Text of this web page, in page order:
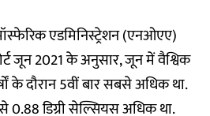
एडमिनिस्ट्रेशन (एनओएए)
जून 2021 के अनुसार, जून में वैश्विक
के दौरान 5वीं बार सबसे अधिक था.
डिग्री सेल्सियस अधिक था.